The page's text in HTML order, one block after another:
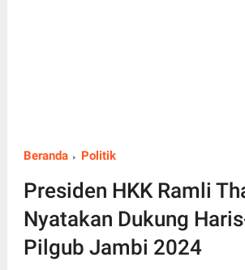
Beranda Politik
Presiden HKK Ramli
Nyatakan Dukung
Pilgub Jambi 2024